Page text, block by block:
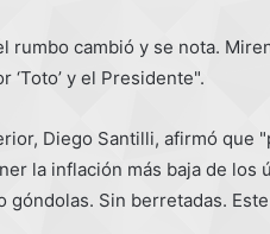
rumbo cambió y se nota.
‘Toto’ y el Presidente".
Diego Santilli, afirmó que
la inflación más baja de
góndolas. Sin berretadas.